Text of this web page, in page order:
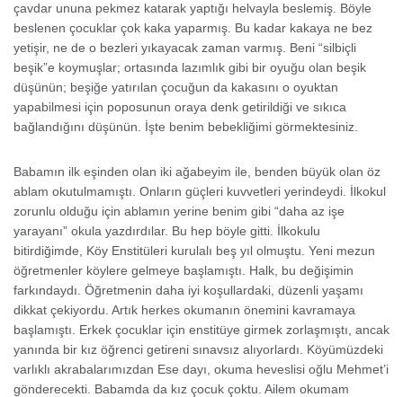
çavdar ununa pekmez katarak yaptığı helvayla beslemiş. Böyle
beslenen çocuklar çok kaka yaparmış. Bu kadar kakaya ne bez
yetişir, ne de o bezleri yıkayacak zaman varmış. Beni “silbiçli
beşik”e koymuşlar; ortasında lazımlık gibi bir oyuğu olan beşik
düşünün; beşiğe yatırılan çocuğun da kakasını o oyuktan
yapabilmesi için poposunun oraya denk getirildiği ve sıkıca
bağlandığını düşünün. İşte benim bebekliğimi görmektesiniz.
Babamın ilk eşinden olan iki ağabeyim ile, benden büyük olan öz
ablam okutulmamıştı. Onların güçleri kuvvetleri yerindeydi. İlkokul
zorunlu olduğu için ablamın yerine benim gibi “daha az işe
yarayanı” okula yazdırdılar. Bu hep böyle gitti. İlkokulu
bitirdiğimde, Köy Enstitüleri kurulalı beş yıl olmuştu. Yeni mezun
öğretmenler köylere gelmeye başlamıştı. Halk, bu değişimin
farkındaydı. Öğretmenin daha iyi koşullardaki, düzenli yaşamı
dikkat çekiyordu. Artık herkes okumanın önemini kavramaya
başlamıştı. Erkek çocuklar için enstitüye girmek zorlaşmıştı, ancak
yanında bir kız öğrenci getireni sınavsız alıyorlardı. Köyümüzdeki
varlıklı akrabalarımızdan Ese dayı, okuma heveslisi oğlu Mehmet’i
gönderecekti. Babamda da kız çocuk çoktu. Ailem okumam